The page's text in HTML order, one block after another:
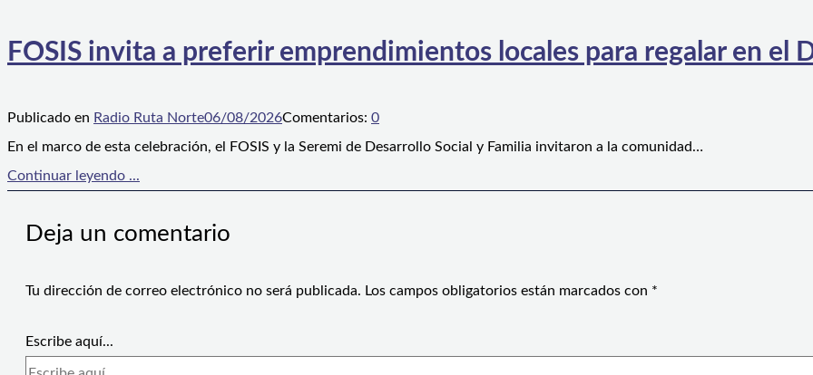
FOSIS invita a preferir emprendimientos locales para regalar en el
Publicado en Radio Ruta Norte06/08/2026Comentarios: 0
En el marco de esta celebración, el FOSIS y la Seremi de Desarrollo Social y Familia invitaron a la comunidad…
Continuar leyendo ...
Deja un comentario
Tu dirección de correo electrónico no será publicada. Los campos obligatorios están marcados con *
Escribe aquí...